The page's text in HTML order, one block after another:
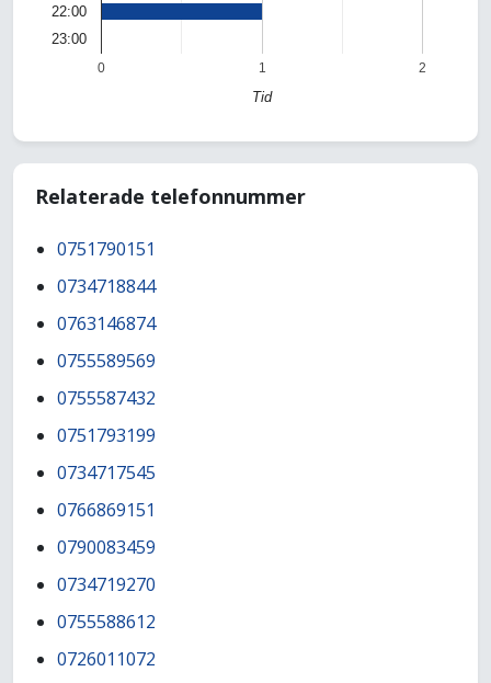
0 1 2
22:00
23:00
Tid
Relaterade telefonnummer
0751790151
0734718844
0763146874
0755589569
0755587432
0751793199
0734717545
0766869151
0790083459
0734719270
0755588612
0726011072